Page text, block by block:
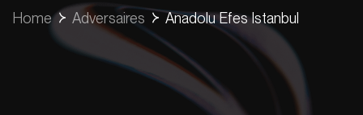
Home Adversaires Anadolu Efes Istanbul